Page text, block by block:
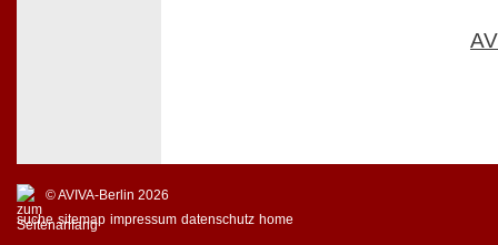
© AVIVA-Berlin 2026
suche sitemap impressum datenschutz home